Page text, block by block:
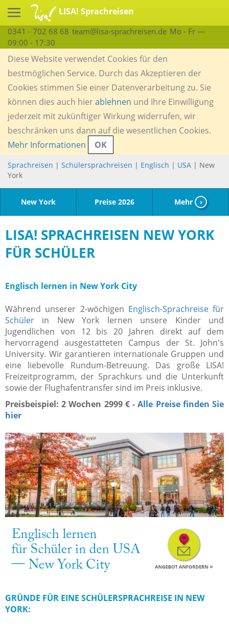
LISA! Sprachreisen
0341 - 702 68 68 team@lisa-sprachreisen.de Mo - Fr —
09:00 - 17:30
Diese Website verwendet Cookies für den
bestmöglichen Service. Durch das Akzeptieren der
Cookies stimmen Sie einer Datenverarbeitung zu. Sie
können dies auch hierablehnen und Ihre Einwilligung
jederzeit mit zukünftiger Wirkung widerrufen, wir
beschränken uns dann auf die wesentlichen Cookies.
Mehr Informationen
OK
Sprachreisen | Schülersprachreisen | Englisch | USA | New
York
New York Preise 2026 Mehr ›
LISA! SPRACHREISEN NEW YORK
FÜR SCHÜLER
Englisch lernen in New York City
Während unserer 2-wöchigen Englisch-Sprachreise für
Schüler in New York lernen unsere Kinder und
Jugendlichen von 12 bis 20 Jahren direkt auf dem
hervorragend ausgestatteten Campus der St. John's
University. Wir garantieren internationale Gruppen und
eine liebevolle Rundum-Betreuung. Das große LISA!
Freizeitprogramm, der Sprachkurs und die Unterkunft
sowie der Flughafentransfer sind im Preis inklusive.
Preisbeispiel: 2 Wochen 2999 € -Alle Preise finden Sie
hier
GRÜNDE FÜR EINE SCHÜLERSPRACHREISE IN NEW
YORK: